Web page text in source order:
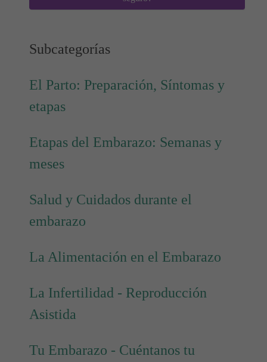
Subcategorías
El Parto: Preparación, Síntomas y
etapas
Etapas del Embarazo: Semanas y
meses
Salud y Cuidados durante el
embarazo
La Alimentación en el Embarazo
La Infertilidad - Reproducción
Asistida
Tu Embarazo - Cuéntanos tu